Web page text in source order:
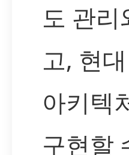
도 관
고, 현
아키텍
구현할